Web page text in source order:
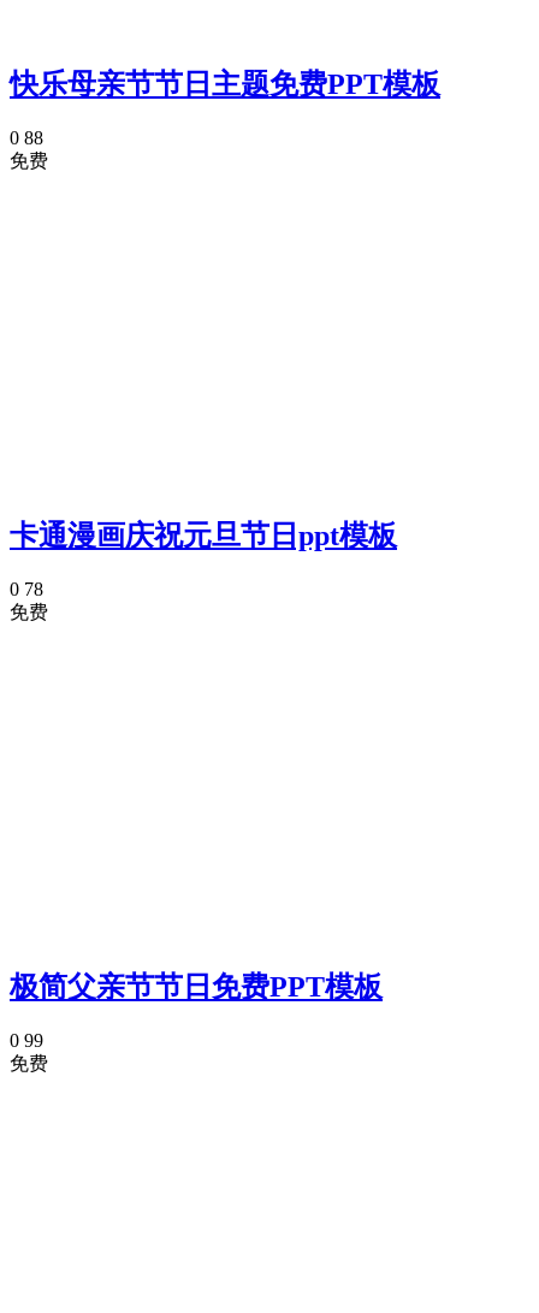
快乐母亲节节日主题免费PPT模板
0 88
免费
卡通漫画庆祝元旦节日ppt模板
0 78
免费
极简父亲节节日免费PPT模板
0 99
免费